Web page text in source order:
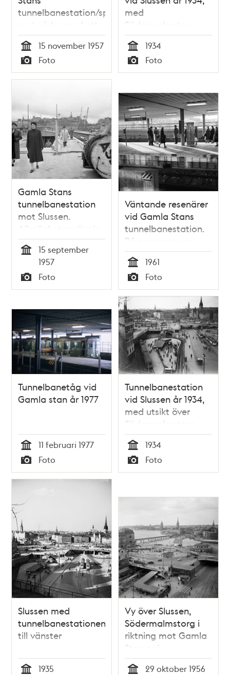
tunnelbanestation/spårområde
mot söder med ett
tunnelbanetåg
Tid
15 november 1957
Typ
Foto
med
Södermalmstorg
och Gamla Stan i
bakgrunden.
Tid
1934
Typ
Foto
Gamla Stans
tunnelbanestation
mot Slussen.
Allmänheten rör sig
i byggområdet på
perrongen
15 september
1957
Typ
Foto
Väntande resenärer
vid Gamla Stans
tunnelbanestation.
På perrongen en
choklad -, frukt -
och tobaksautomat
Tid
1961
Typ
Foto
Tunnelbanetåg vid
Gamla stan år 1977
Tid
11 februari 1977
Typ
Foto
Tunnelbanestation
vid Slussen år 1934,
med utsikt över
Södermalmstorg
med spårvagnar.
Gamla Stan i
bakgrunden.
Tid
1934
Typ
Foto
Slussen med
tunnelbanestationen
till vänster
1935
Vy över Slussen,
Södermalmstorg i
riktning mot Gamla
Stan och
Riddarholmen.
Byggnation av
29 oktober 1956